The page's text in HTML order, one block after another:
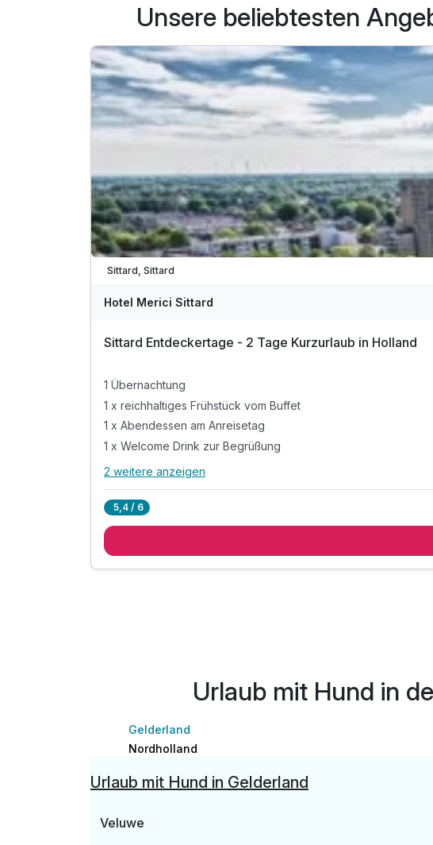
zahlreiche Möglichkeiten für
Unsere beliebtesten
Sittard, Sittard
Hotel Merici Sittard
Sittard Entdeckertage - 2 Tage Kurzurlaub in Holland
1 Übernachtung
1 x reichhaltiges Frühstück vom Buffet
1 x Abendessen am Anreisetag
1 x Welcome Drink zur Begrüßung
Alle Inklusivleistungen
2 weitere anzeigen
5,4 / 6
Urlaub mit Hund in
Gelderland
Nordholland
Urlaub mit Hund in Gelderland
Veluwe